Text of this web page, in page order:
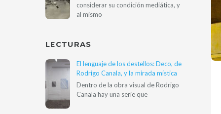
considerar su condición mediática, y
al mismo
LECTURAS
El lenguaje de los destellos: Deco, de
Rodrigo Canala, y la mirada mística
Dentro de la obra visual de Rodrigo
Canala hay una serie que